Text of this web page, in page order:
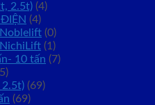
2.5t) (4)
(4)
(0)
(1)
10 tấn (7)
2.5t) (69)
(69)